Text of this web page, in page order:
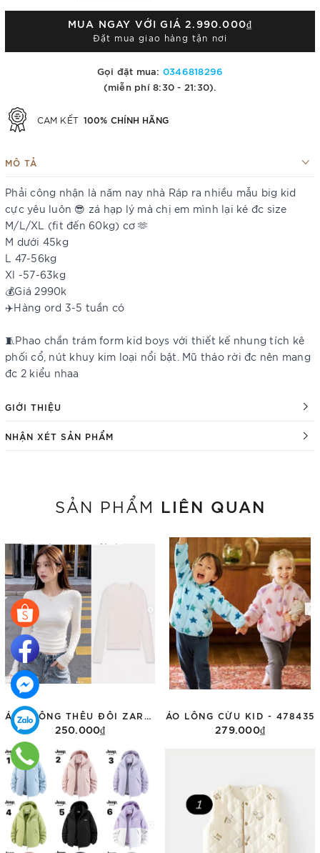
MUA NGAY VỚI GIÁ2.990.000₫
Đặt mua giao hàng tận nơi
Gọi đặt mua: 0346818296
(miễn phí 8:30 - 21:30).
CAM KẾT 100% CHÍNH HÃNG
MÔ TẢ
Phải công nhận là năm nay nhà Ráp ra nhiều mẫu big kid
cực yêu luôn 😎 zá hạp lý mà chị em mình lại ké đc size
M/L/XL (fit đến 60kg) cơ 🫶
M dưới 45kg
L 47-56kg
Xl -57-63kg
💰Giá 2990k
✈️Hàng ord 3-5 tuần có
🧵Phao chần trám form kid boys với thiết kế nhung tích kê
phối cổ, nút khuy kim loại nổi bật. Mũ tháo rời đc nên mang
đc 2 kiểu nhaa
GIỚI THIỆU
NHẬN XÉT SẢN PHẨM
SẢN PHẨM LIÊN QUAN
250.000₫
Tùy chọn
ÁO LÔNG CỪU KID - 478435
279.000₫